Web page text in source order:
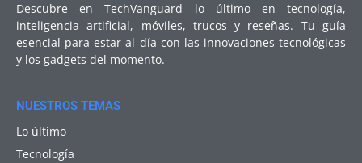
Descubre en TechVanguard lo último en tecnología,
inteligencia artificial, móviles, trucos y reseñas. Tu guía
esencial para estar al día con las innovaciones tecnológicas
y los gadgets del momento.
NUESTROS TEMAS
Lo último
Tecnología